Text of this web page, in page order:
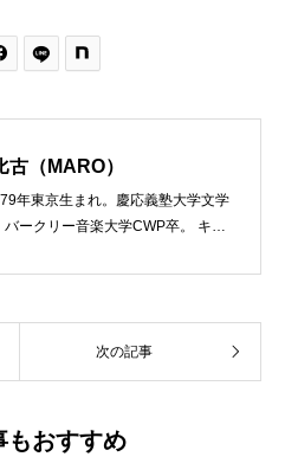
古（MARO）
年東京生まれ。慶応義塾大学文学
バークリー音楽大学CWP卒。 キリ
専門の行政書士。2020年7月よりク
スト教会（@kamiumach）」の運営
じめ担当」。 著書に『聖書を読んだ
入門〜』（日本実業出版）、『人生
次の記事
もおすすめ